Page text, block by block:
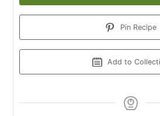
Pin Recipe
Add to